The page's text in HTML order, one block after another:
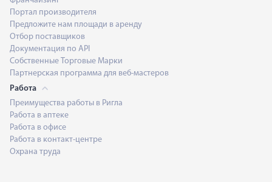
Портал производителя
Предложите нам площади в аренду
Отбор поставщиков
Документация по API
Собственные Торговые Марки
Партнерская программа для веб-мастеров
Работа
Преимущества работы в Ригла
Работа в аптеке
Работа в офисе
Работа в контакт-центре
Охрана труда